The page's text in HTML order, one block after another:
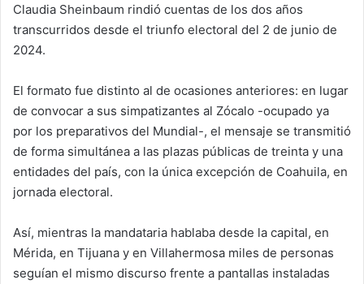
Claudia Sheinbaum rindió cuentas de los dos años
transcurridos desde el triunfo electoral del 2 de junio de
2024.
El formato fue distinto al de ocasiones anteriores: en lugar
de convocar a sus simpatizantes al Zócalo -ocupado ya
por los preparativos del Mundial-, el mensaje se transmitió
de forma simultánea a las plazas públicas de treinta y una
entidades del país, con la única excepción de Coahuila, en
jornada electoral.
Así, mientras la mandataria hablaba desde la capital, en
Mérida, en Tijuana y en Villahermosa miles de personas
seguían el mismo discurso frente a pantallas instaladas